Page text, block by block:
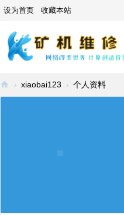
设为首页 收藏本站
› xiaobai123 › 个人资料